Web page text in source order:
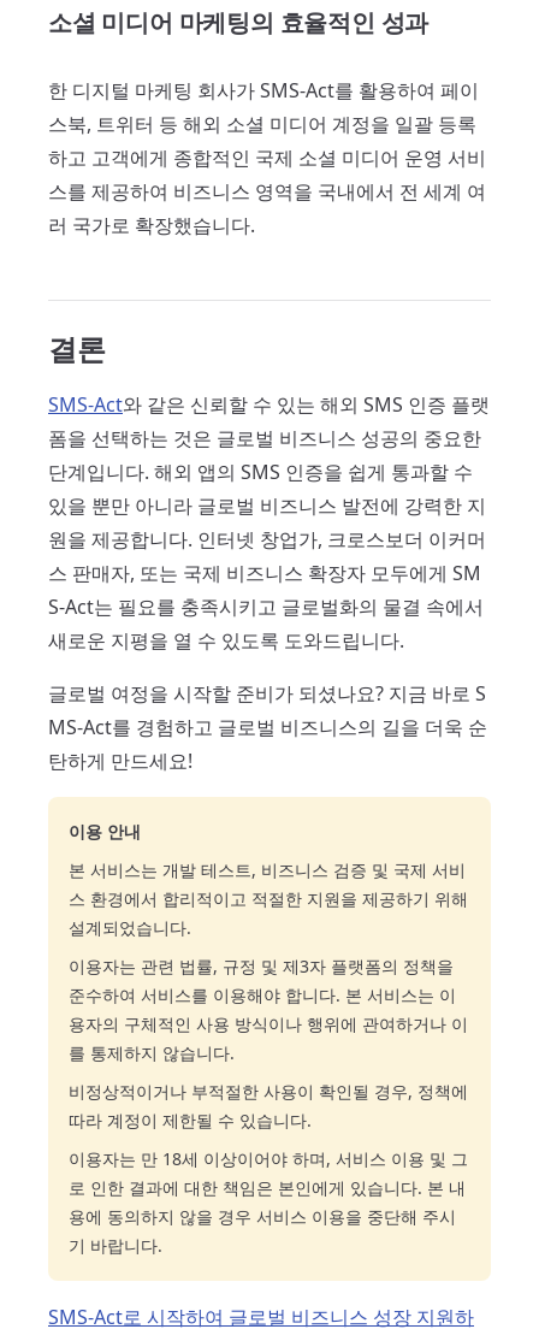
소셜 미디어 마케팅의 효율적인 성과
한 디지털 마케팅 회사가 SMS-Act를 활용하여 페이
스북, 트위터 등 해외 소셜 미디어 계정을 일괄 등록
하고 고객에게 종합적인 국제 소셜 미디어 운영 서비
스를 제공하여 비즈니스 영역을 국내에서 전 세계 여
러 국가로 확장했습니다.
결론
SMS-Act와 같은 신뢰할 수 있는 해외 SMS 인증 플랫
폼을 선택하는 것은 글로벌 비즈니스 성공의 중요한
단계입니다. 해외 앱의 SMS 인증을 쉽게 통과할 수
있을 뿐만 아니라 글로벌 비즈니스 발전에 강력한 지
원을 제공합니다. 인터넷 창업가, 크로스보더 이커머
스 판매자, 또는 국제 비즈니스 확장자 모두에게 SM
S-Act는 필요를 충족시키고 글로벌화의 물결 속에서
새로운 지평을 열 수 있도록 도와드립니다.
글로벌 여정을 시작할 준비가 되셨나요? 지금 바로 S
MS-Act를 경험하고 글로벌 비즈니스의 길을 더욱 순
탄하게 만드세요!
이용 안내
본 서비스는 개발 테스트, 비즈니스 검증 및 국제 서비
스 환경에서 합리적이고 적절한 지원을 제공하기 위해
설계되었습니다.
이용자는 관련 법률, 규정 및 제3자 플랫폼의 정책을
준수하여 서비스를 이용해야 합니다. 본 서비스는 이
용자의 구체적인 사용 방식이나 행위에 관여하거나 이
를 통제하지 않습니다.
비정상적이거나 부적절한 사용이 확인될 경우, 정책에
따라 계정이 제한될 수 있습니다.
이용자는 만 18세 이상이어야 하며, 서비스 이용 및 그
로 인한 결과에 대한 책임은 본인에게 있습니다. 본 내
용에 동의하지 않을 경우 서비스 이용을 중단해 주시
기 바랍니다.
SMS-Act로 시작하여 글로벌 비즈니스 성장 지원하